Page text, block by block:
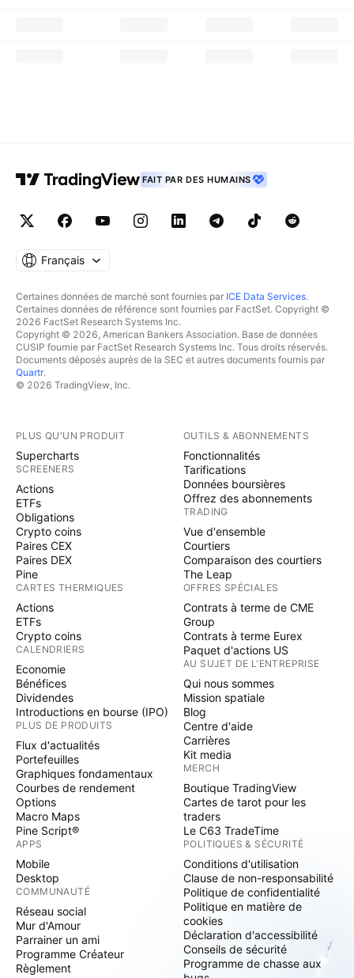
FAIT PAR DES HUMAINS
Français
Certaines données de marché sont fournies par ICE Data Services.
Certaines données de référence sont fournies par FactSet. Copyright ©
2026 FactSet Research Systems Inc.
Copyright © 2026, American Bankers Association. Base de données
CUSIP fournie par FactSet Research Systems Inc. Tous droits réservés.
Documents déposés auprès de la SEC et autres documents fournis par
Quartr.
© 2026 TradingView, Inc.
PLUS QU'UN PRODUIT
Supercharts
SCREENERS
Actions
ETFs
Obligations
Crypto coins
Paires CEX
Paires DEX
Pine
CARTES THERMIQUES
Actions
ETFs
Crypto coins
CALENDRIERS
Economie
Bénéfices
Dividendes
Introductions en bourse (IPO)
PLUS DE PRODUITS
Flux d'actualités
Portefeuilles
Graphiques fondamentaux
Courbes de rendement
Options
Macro Maps
Pine Script®
APPS
Mobile
Desktop
COMMUNAUTÉ
Réseau social
Mur d'Amour
Parrainer un ami
Programme Créateur
Règlement
OUTILS & ABONNEMENTS
Fonctionnalités
Tarifications
Données boursières
Offrez des abonnements
TRADING
Vue d'ensemble
Courtiers
Comparaison des courtiers
The Leap
OFFRES SPÉCIALES
Contrats à terme de CME
Group
Contrats à terme Eurex
Paquet d'actions US
AU SUJET DE L'ENTREPRISE
Qui nous sommes
Mission spatiale
Blog
Centre d'aide
Carrières
Kit media
MERCH
Boutique TradingView
Cartes de tarot pour les
traders
Le C63 TradeTime
POLITIQUES & SÉCURITÉ
Conditions d'utilisation
Clause de non-responsabilité
Politique de confidentialité
Politique en matière de
cookies
Déclaration d'accessibilité
Conseils de sécurité
Programme de chasse aux